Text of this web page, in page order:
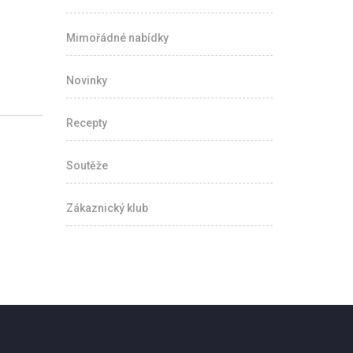
Mimořádné nabídky
Novinky
Recepty
Soutěže
Zákaznický klub